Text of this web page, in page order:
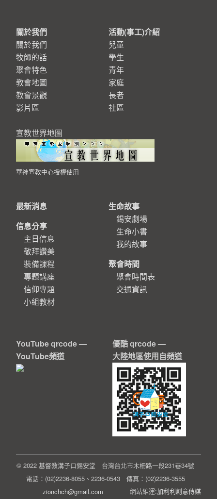
關於我們
關於我們
牧師的話
聚會特色
教會地圖
教會景觀
影片區
宣教世界地圖
華神宣教中心授權使用
活動(事工)介紹
兒童
學生
青年
家庭
長者
社區
最新消息
信息分享
主日信息
敬拜讚美
裝備課程
專題講座
信仰專題
小組教材
生命故事
錫安劇場
生命小書
我的故事
聚會時間
聚會時間表
交通資訊
YouTube qrcode —
YouTube頻道
優酷 qrcode —
大陸地區使用自頻道
© 2022 基督教溝子口錫安堂 台灣台北市木柵路一段231巷34號
電話：(02)2236-8055、2236-0543 傳真：(02)2236-3555
zionchch@gmail.com
網站維運:加利利創意傳媒